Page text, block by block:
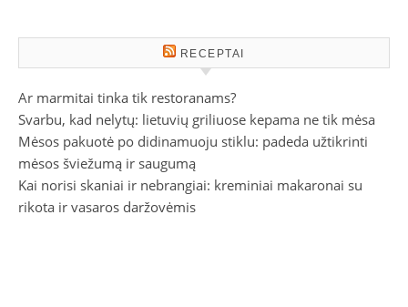
RECEPTAI
Ar marmitai tinka tik restoranams?
Svarbu, kad nelytų: lietuvių griliuose kepama ne tik mėsa
Mėsos pakuotė po didinamuoju stiklu: padeda užtikrinti
mėsos šviežumą ir saugumą
Kai norisi skaniai ir nebrangiai: kreminiai makaronai su
rikota ir vasaros daržovėmis